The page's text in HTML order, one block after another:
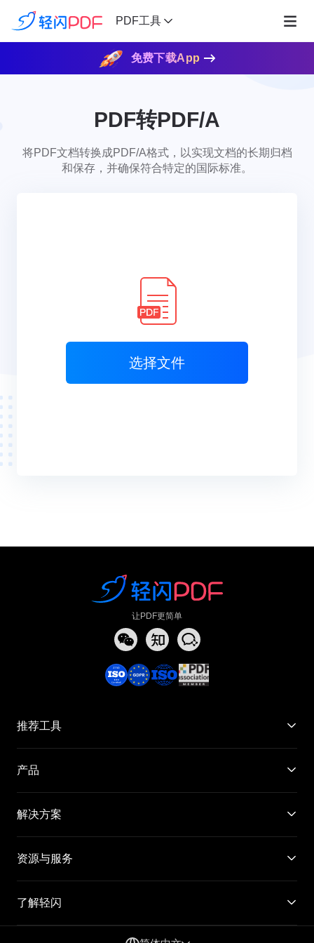
PDF工具
免费下载App
PDF转PDF/A
将PDF文档转换成PDF/A格式，以实现文档的长期归档
和保存，并确保符合特定的国际标准。
选择文件
让PDF更简单
推荐工具
产品
解决方案
资源与服务
了解轻闪